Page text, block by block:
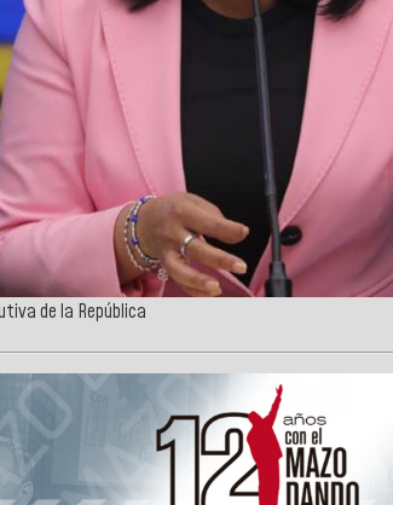
de la República